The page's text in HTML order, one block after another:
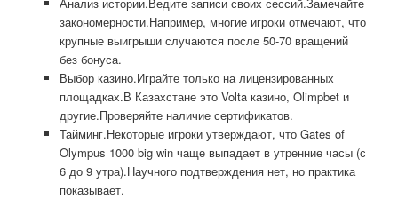
Анализ истории.Ведите записи своих сессий.Замечайте
закономерности.Например, многие игроки отмечают, что
крупные выигрыши случаются после 50-70 вращений
без бонуса.
Выбор казино.Играйте только на лицензированных
площадках.В Казахстане это Volta казино, Olimpbet и
другие.Проверяйте наличие сертификатов.
Тайминг.Некоторые игроки утверждают, что Gates of
Olympus 1000 big win чаще выпадает в утренние часы (с
6 до 9 утра).Научного подтверждения нет, но практика
показывает.